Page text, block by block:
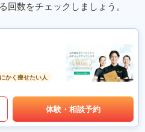
回数をチェックしましょう。
かく痩せたい人
体験・相談予約